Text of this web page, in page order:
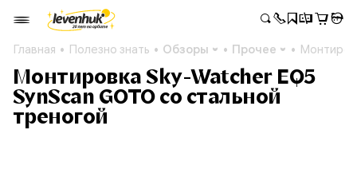
Главная Полезно знать Обзоры Прочее
Монтировка Sky-Watcher EQ5
SynScan GOTO со стальной
треногой